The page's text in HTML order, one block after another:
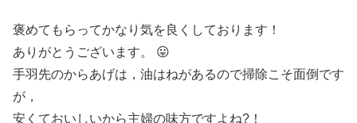
褒めてもらってかなり気を良くしております！
ありがとうございます。 😛
手羽先のからあげは，油はねがあるので掃除こそ面倒です
が，
安くておいしいから主婦の味方ですよね?！